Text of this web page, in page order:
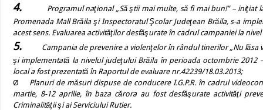
4.
Programul naţional „Să ştii mai multe, să fi mai bun!” –
Promenada Mall Brăila şi Inspectoratul Şcolar Judeţean Brăila, s-a
acest sens. Evaluarea activităţilor desfăşurate în cadrul campaniei la
5.
Campania de prevenire a violenţelor în rândul tinerilor „Nu lăsa
şi implementată la nivelul judeţului Brăila în perioada octombrie 2012
local a fost prezentată în Raportul de evaluare nr.42239/18.03.2013;
Ø
Planuri de măsuri dispuse de conducere I.G.P.R. în cadrul
martie, 8-12 aprilie, în baza cărora au fost desfăşurate activităţi
Criminalităţii şi ai Serviciului Rutier.